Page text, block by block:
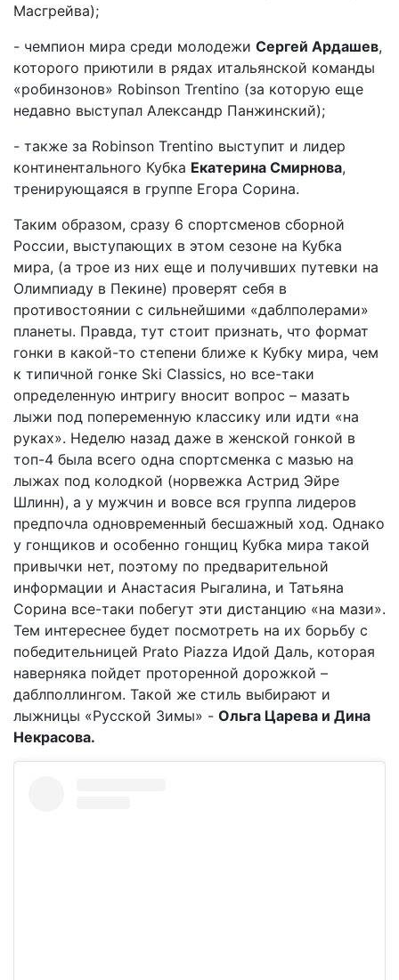
Масгрейва);
- чемпион мира среди молодежи Сергей Ардашев,
которого приютили в рядах итальянской команды
«робинзонов» Robinson Trentino (за которую еще
недавно выступал Александр Панжинский);
- также за Robinson Trentino выступит и лидер
континентального Кубка Екатерина Смирнова,
тренирующаяся в группе Егора Сорина.
Таким образом, сразу 6 спортсменов сборной
России, выступающих в этом сезоне на Кубка
мира, (а трое из них еще и получивших путевки на
Олимпиаду в Пекине) проверят себя в
противостоянии с сильнейшими «даблполерами»
планеты. Правда, тут стоит признать, что формат
гонки в какой-то степени ближе к Кубку мира, чем
к типичной гонке Ski Classics, но все-таки
определенную интригу вносит вопрос – мазать
лыжи под попеременную классику или идти «на
руках». Неделю назад даже в женской гонкой в
топ-4 была всего одна спортсменка с мазью на
лыжах под колодкой (норвежка Астрид Эйре
Шлинн), а у мужчин и вовсе вся группа лидеров
предпочла одновременный бесшажный ход. Однако
у гонщиков и особенно гонщиц Кубка мира такой
привычки нет, поэтому по предварительной
информации и Анастасия Рыгалина, и Татьяна
Сорина все-таки побегут эти дистанцию «на мази».
Тем интереснее будет посмотреть на их борьбу с
победительницей Prato Piazza Идой Даль, которая
наверняка пойдет проторенной дорожкой –
даблполлингом. Такой же стиль выбирают и
лыжницы «Русской Зимы» - Ольга Царева и Дина
Некрасова.